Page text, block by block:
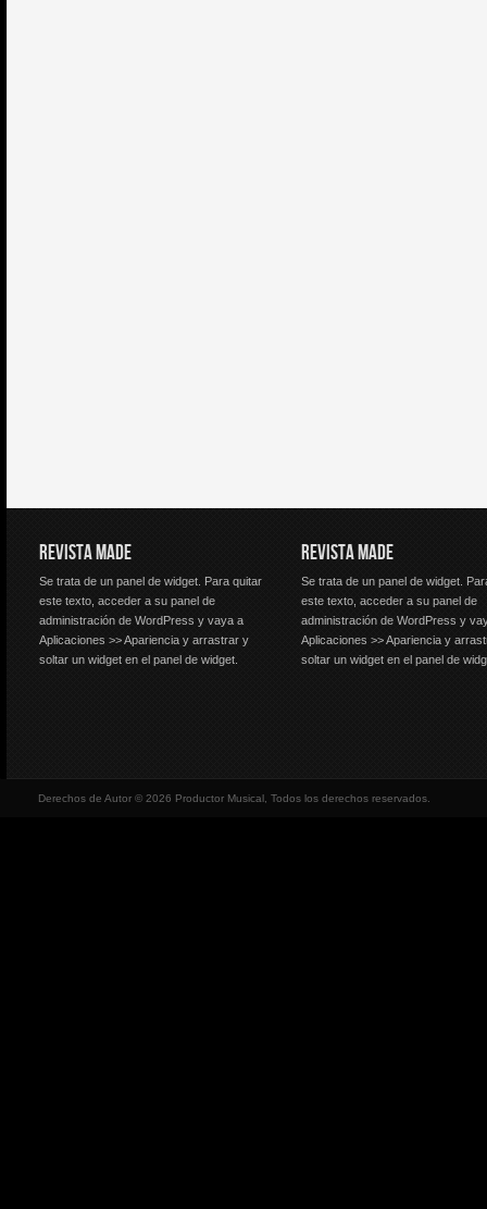
REVISTA MADE
Se trata de un panel de widget. Para quitar
este texto, acceder a su panel de
administración de WordPress y vaya a
Aplicaciones >> Apariencia y arrastrar y
soltar un widget en el panel de widget.
REVISTA MADE
Se trata de un panel de widget.
este texto, acceder a su panel de
administración de WordPress y
Aplicaciones >> Apariencia y
soltar un widget en el panel de
Derechos de Autor © 2026 Productor Musical, Todos los derechos reservados.